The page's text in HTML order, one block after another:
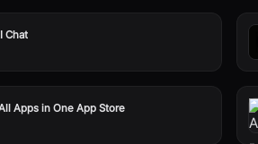
Chat
Apps in One App Store